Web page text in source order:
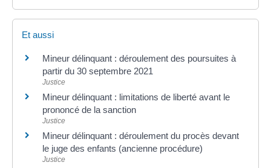
Et aussi
Mineur délinquant : déroulement des poursuites à
partir du 30 septembre 2021
Justice
Mineur délinquant : limitations de liberté avant le
prononcé de la sanction
Justice
Mineur délinquant : déroulement du procès devant
le juge des enfants (ancienne procédure)
Justice